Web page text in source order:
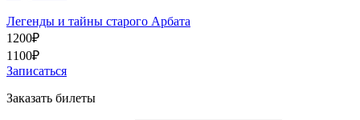
Легенды и тайны старого Арбата
1200₽
1100₽
Записаться
Заказать билеты